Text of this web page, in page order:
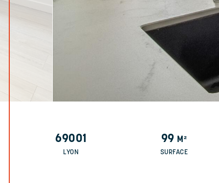
69001
LYON
99 M²
SURFACE